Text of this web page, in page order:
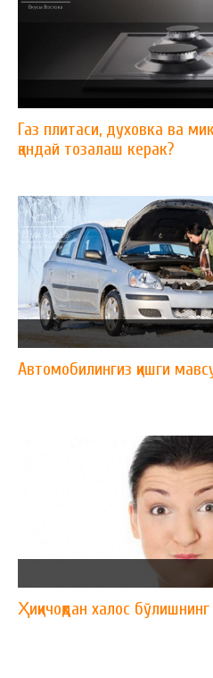
Газ плитаси, духовка ва
қандай тозалаш керак?
Автомобилингиз қишги
Ҳиқичоқдан халос